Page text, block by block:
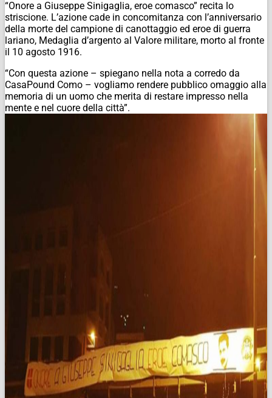
“Onore a Giuseppe Sinigaglia, eroe comasco” recita lo
striscione. L’azione cade in concomitanza con l’anniversario
della morte del campione di canottaggio ed eroe di guerra
lariano, Medaglia d’argento al Valore militare, morto al fronte
il 10 agosto 1916.
“Con questa azione – spiegano nella nota a corredo da
CasaPound Como – vogliamo rendere pubblico omaggio alla
memoria di un uomo che merita di restare impresso nella
mente e nel cuore della città”.